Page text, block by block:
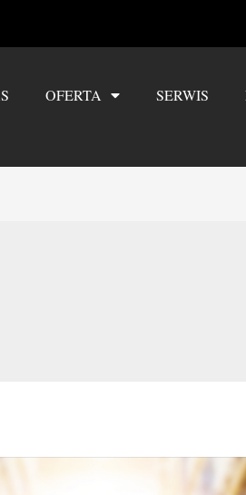
OFERTA SERWIS